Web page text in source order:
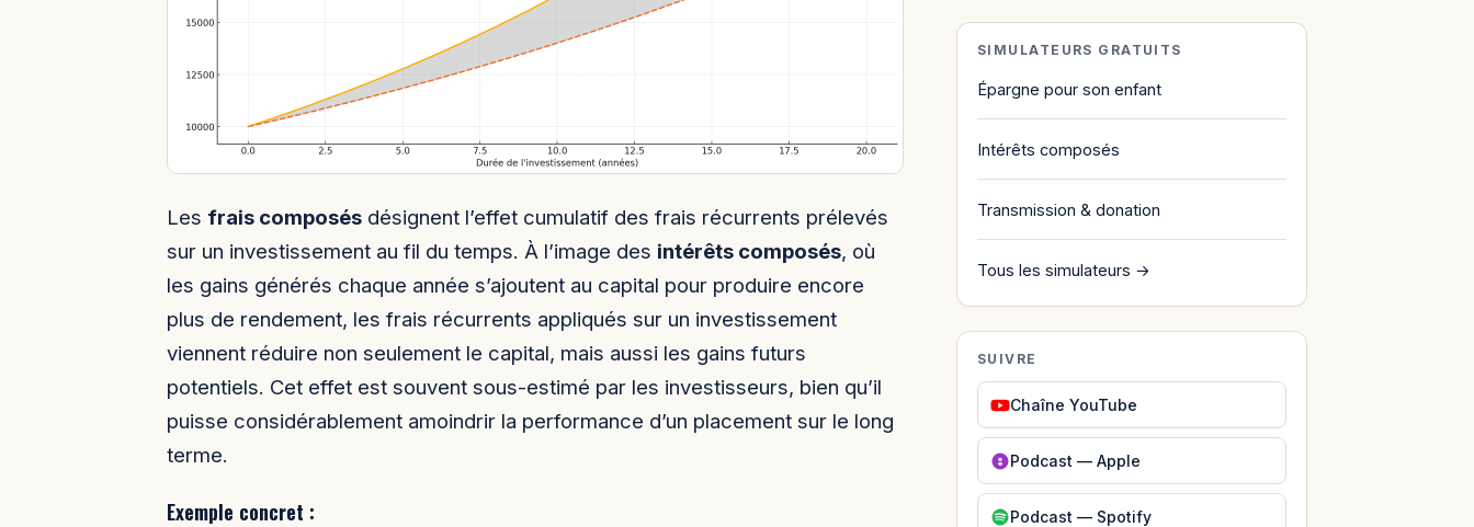
Les frais composés désignent l’effet cumulatif des frais récurrents prélevés
sur un investissement au fil du temps. À l’image des intérêts composés, où
les gains générés chaque année s’ajoutent au capital pour produire encore
plus de rendement, les frais récurrents appliqués sur un investissement
viennent réduire non seulement le capital, mais aussi les gains futurs
potentiels. Cet effet est souvent sous-estimé par les investisseurs, bien qu’il
puisse considérablement amoindrir la performance d’un placement sur le long
terme.
Exemple concret :
SIMULATEURS GRATUITS
Épargne pour son enfant
Intérêts composés
Transmission & donation
Tous les simulateurs →
SUIVRE
Chaîne YouTube
Podcast — Apple
Podcast — Spotify